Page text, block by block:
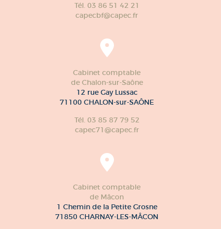
Tél. 03 86 51 42 21
capecbf@capec.fr
Cabinet comptable
de Chalon-sur-Saône
12 rue Gay Lussac
71100 CHALON-sur-SAÔNE
Tél. 03 85 87 79 52
capec71@capec.fr
Cabinet comptable
de Mâcon
1 Chemin de la Petite Grosne
71850 CHARNAY-LES-MÂCON